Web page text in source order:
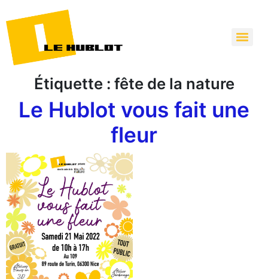
Étiquette : fête de la nature
Le Hublot vous fait une
fleur